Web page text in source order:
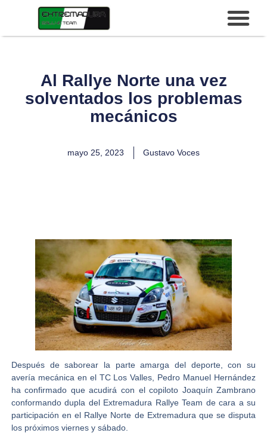
Al Rallye Norte una vez
solventados los problemas
mecánicos
mayo 25, 2023 Gustavo Voces
Después de saborear la parte amarga del deporte, con su
avería mecánica en el TC Los Valles, Pedro Manuel Hernández
ha confirmado que acudirá con el copiloto Joaquín Zambrano
conformando dupla del Extremadura Rallye Team de cara a su
participación en el Rallye Norte de Extremadura que se disputa
los próximos viernes y sábado.